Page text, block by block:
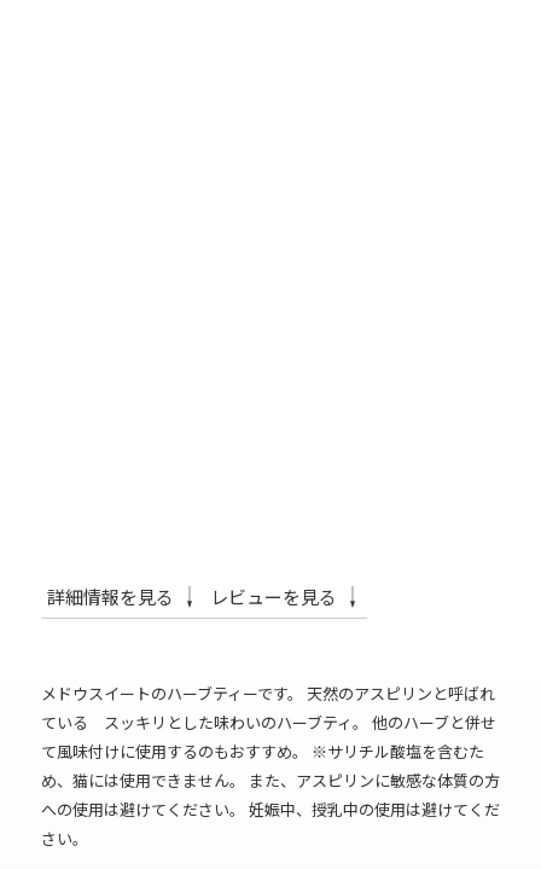
詳細情報を見る レビューを見る
メドウスイートのハーブティーです。 天然のアスピリンと呼ばれ
ている スッキリとした味わいのハーブティ。 他のハーブと併せ
て風味付けに使用するのもおすすめ。 ※サリチル酸塩を含むた
め、猫には使用できません。 また、アスピリンに敏感な体質の方
への使用は避けてください。 妊娠中、授乳中の使用は避けてくだ
さい。